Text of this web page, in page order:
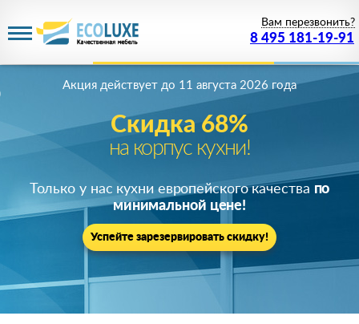
8 495 181-19-91
Вам перезвонить?
Скидка 68%
на корпус кухни!
Акция действует до 11 августа 2026 года
Только у нас кухни европейского качества по
минимальной цене!
Успейте зарезервировать скидку!